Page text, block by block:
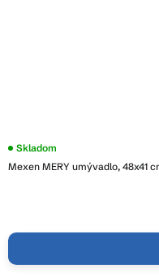
Mexen MERY umývadlo, 48x41
Skladom